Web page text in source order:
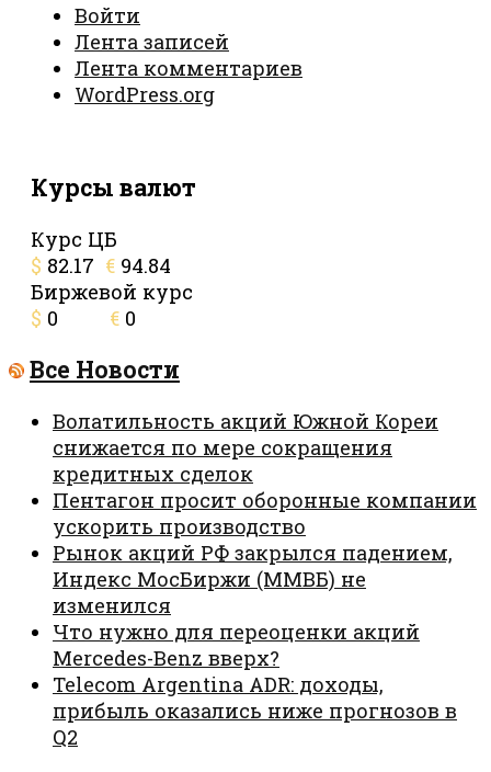
Войти
Лента записей
Лента комментариев
WordPress.org
Курсы валют
Курс ЦБ
$ 82.17 € 94.84
Биржевой курс
$ 0 € 0
Все Новости
Волатильность акций Южной Кореи
снижается по мере сокращения
кредитных сделок
Пентагон просит оборонные компании
ускорить производство
Рынок акций РФ закрылся падением,
Индекс МосБиржи (ММВБ) не
изменился
Что нужно для переоценки акций
Mercedes-Benz вверх?
Telecom Argentina ADR: доходы,
прибыль оказались ниже прогнозов в
Q2